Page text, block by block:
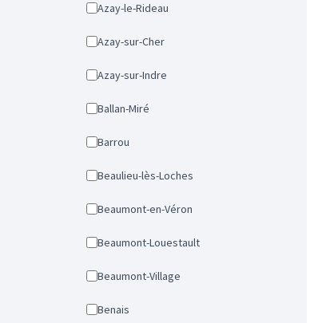
Azay-le-Rideau
Azay-sur-Cher
Azay-sur-Indre
Ballan-Miré
Barrou
Beaulieu-lès-Loches
Beaumont-en-Véron
Beaumont-Louestault
Beaumont-Village
Benais